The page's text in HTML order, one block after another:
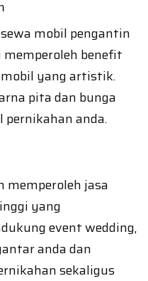
mobil pengantin
benefit
yang artistik.
pita dan bunga
anda.
memperoleh jasa
yang
event wedding,
anda dan
sekaligus